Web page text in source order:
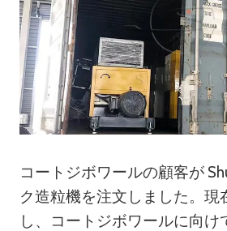
コートジボワールの顧客が
ク造粒機を注文しました。現
し、コートジボワールに向け